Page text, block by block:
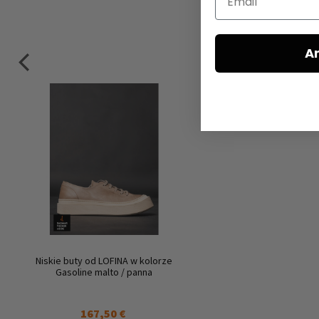
Niskie buty od LOFINA w kolorze
Gasoline malto / panna
167,50 €